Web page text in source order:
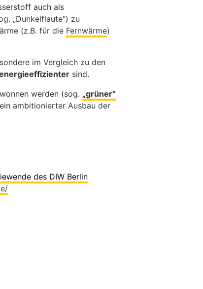
auch als
„Dunkelflaute“) zu
(z.B. für die Fernwärme)
im Vergleich zu den
sind.
werden (sog. „grüner“
ambitionierter Ausbau der
des DIW Berlin